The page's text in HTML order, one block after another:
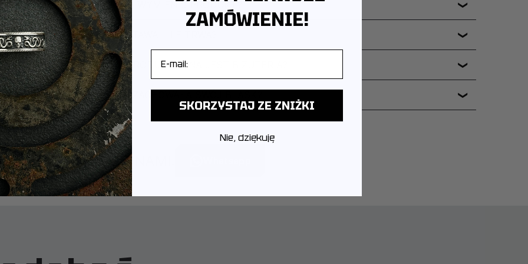
CZY MOGĘ ZWRÓCIĆ LUB WYMIENIĆ PRODUKT? ❯
JAK WYGLĄDA DOSTAWA I ILE TRWA? ❯
MARKA I GDZIE PRODUKOWANA JEST BIŻUTERIA? ❯
DBAĆ O BIŻUTERIĘ, ABY ZACHOWAŁA SWÓJ BLASK? ❯
SIĘ Z NAMI:
ZAMÓWIENIE!
SKORZYSTAJ ZE ZNIŻKI
Nie, dziękuję